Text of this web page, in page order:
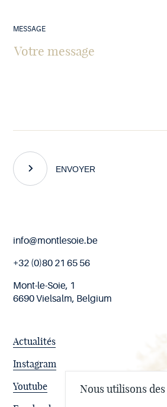
MESSAGE
ENVOYER
Fin
page
info@montlesoie.be
+32 (0)80 21 65 56
Mont-le-Soie, 1
6690 Vielsalm, Belgium
Youtube
Instagram
Actualités
Nous utilisons